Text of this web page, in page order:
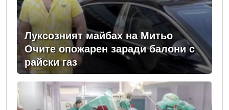
Луксозният майбах на Митьо
Очите опожарен заради балони с
райски газ